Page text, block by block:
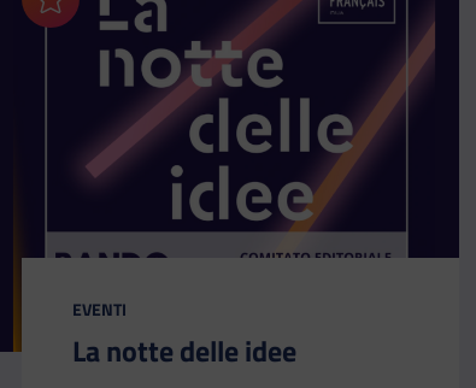
Aggiungi ai preferiti
CATEGORIA:
EVENTI
La notte delle idee